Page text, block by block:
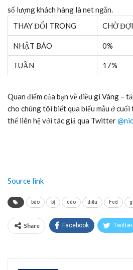
số lượng khách hàng là net ngắn.
THAY ĐỔI TRONG
CHỜ ĐỢI
NHẬT BÁO 0%
TUẦN 17%
Quan điểm của bạn về điều gìVàng –
cho chúng tôi biết qua biểu mẫu ở cuối
thể liên hệ với tác giả qua Twitter
Source link
báo bị cáo diều Fed
Share Facebook Twitter